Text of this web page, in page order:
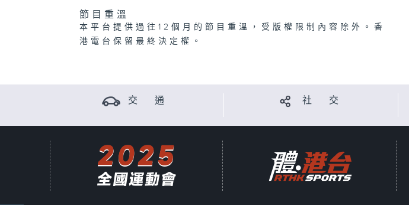
節目重溫
本平台提供過往12個月的節目重溫，受版權限制內容除外。香
港電台保留最終決定權。
交 通 社 交